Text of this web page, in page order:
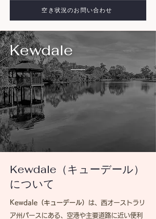
空き状況のお問い合わせ
Kewdale
Kewdale（キューデール）
について
Kewdale（キューデール） は、西オーストラリ
ア州パースにある、空港や主要道路に近い便利